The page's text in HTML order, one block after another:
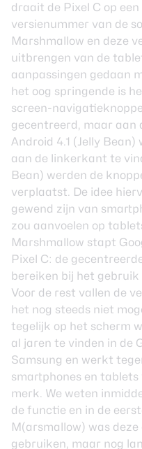
draait de Pixel C op
versienummer van de
Marshmallow en deze
uitbrengen van de
aanpassingen gedaan
het oog springende is
screen-
gecentreerd, maar aan
Android 4.1 (Jelly
aan de linkerkant te
Bean) werden de
verplaatst. De idee
gewend zijn van
zou aanvoelen op
Marshmallow stapt
Pixel C: de
bereiken bij het
Voor de rest vallen de
het nog steeds niet
tegelijk op het scherm
al jaren te vinden in de
Samsung en werkt
smartphones en
merk. We weten
de functie en in de
M(arsmallow) was
gebruiken, maar nog